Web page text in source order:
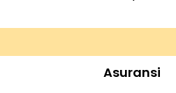
Asuransi